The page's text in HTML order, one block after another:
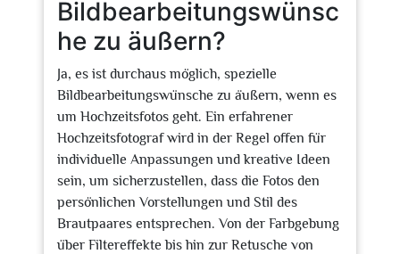
Bildbearbeitungswünsc
he zu äußern?
Ja, es ist durchaus möglich, spezielle
Bildbearbeitungswünsche zu äußern, wenn es
um Hochzeitsfotos geht. Ein erfahrener
Hochzeitsfotograf wird in der Regel offen für
individuelle Anpassungen und kreative Ideen
sein, um sicherzustellen, dass die Fotos den
persönlichen Vorstellungen und Stil des
Brautpaares entsprechen. Von der Farbgebung
über Filtereffekte bis hin zur Retusche von